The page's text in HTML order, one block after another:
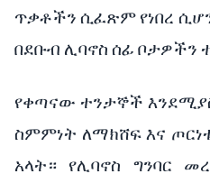
ጥቃቶችን ሲፈጽም የነበረ
በደቡብ ሊባኖስ ሰፊ ቦታዎችን
የቀጣናው ተንታኞች
ስምምነት ለማክሸፍ እና
አላት። የሊባኖስ ግንባር